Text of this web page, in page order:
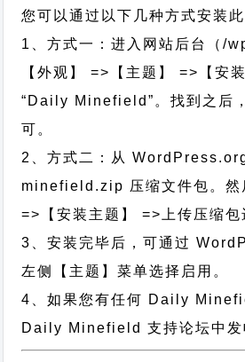
您可以通过以下几种方式安装此
1、方式一：进入网站后台（/
【外观】 =>【主题】 =>【安
“Daily Minefield”。找到之后
可。
2、方式二：从
minefield.zip 压缩文件包。然
=>【安装主题】 =>上传压缩包
3、安装完毕后，可通过
左侧【主题】菜单选择启用。
4、如果您有任何 Daily
Daily Minefield 支持论坛中发